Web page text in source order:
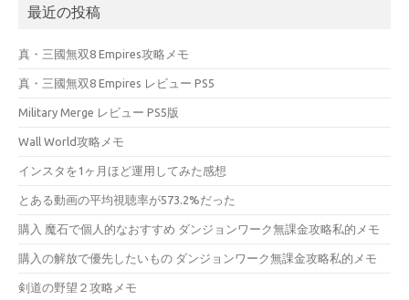
最近の投稿
真・三國無双8 Empires攻略メモ
真・三國無双8 Empires レビュー PS5
Military Merge レビュー PS5版
Wall World攻略メモ
インスタを1ヶ月ほど運用してみた感想
とある動画の平均視聴率が573.2%だった
購入 魔石で個人的なおすすめ ダンジョンワーク無課金攻略私的メモ
購入の解放で優先したいもの ダンジョンワーク無課金攻略私的メモ
剣道の野望２攻略メモ